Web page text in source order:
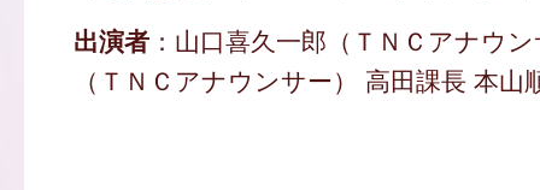
出演者：山口喜久一郎（ＴＮＣアナウ
（ＴＮＣアナウンサー） 高田課長 本山